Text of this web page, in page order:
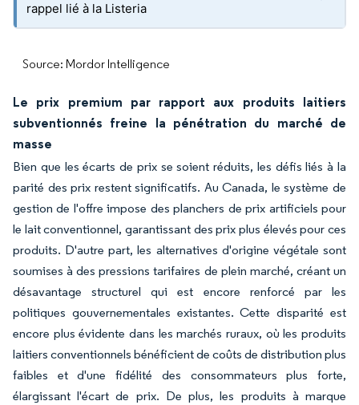
rappel lié à la Listeria
Source: Mordor Intelligence
Le prix premium par rapport aux produits laitiers
subventionnés freine la pénétration du marché de
masse
Bien que les écarts de prix se soient réduits, les défis liés à la
parité des prix restent significatifs. Au Canada, le système de
gestion de l'offre impose des planchers de prix artificiels pour
le lait conventionnel, garantissant des prix plus élevés pour ces
produits. D'autre part, les alternatives d'origine végétale sont
soumises à des pressions tarifaires de plein marché, créant un
désavantage structurel qui est encore renforcé par les
politiques gouvernementales existantes. Cette disparité est
encore plus évidente dans les marchés ruraux, où les produits
laitiers conventionnels bénéficient de coûts de distribution plus
faibles et d'une fidélité des consommateurs plus forte,
élargissant l'écart de prix. De plus, les produits à marque